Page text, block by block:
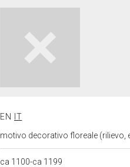
EN
IT
motivo decorativo floreale (rilievo,
ca 1100-ca 1199